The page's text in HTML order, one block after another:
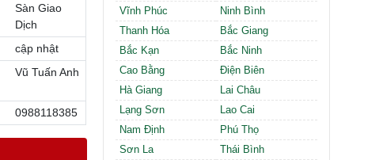
Cần thuê MBKD tại Phường Tương Mai
Cần thuê MBKD tại Phường Vĩnh Hưng
Cần thuê MBKD tại Phường Lĩnh Nam
Cần thuê MBKD tại Phường Hồng Hà
Cần thuê MBKD tại Phường Láng
Cần thuê MBKD tại Phường Văn Miếu
Cần thuê MBKD tại Phường Kim Liên
Cần thuê MBKD tại Phường Bạch Mai
Cần thuê MBKD tại Phường Vĩnh Tuy
Sàn Giao
Dịch
cập nhật
Vũ Tuấn Anh
0988118385
Vĩnh Phúc
Ninh Bình
Thanh Hóa
Bắc Giang
Bắc Kạn
Bắc Ninh
Cao Bằng
Điện Biên
Hà Giang
Lai Châu
Lạng Sơn
Lao Cai
Nam Định
Phú Thọ
Sơn La
Thái Bình